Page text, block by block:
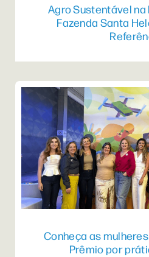
Agro Sustentável na
Fazenda Santa
Conheça as
Prêmio por